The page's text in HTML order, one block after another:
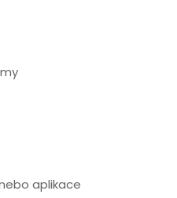
aplikace